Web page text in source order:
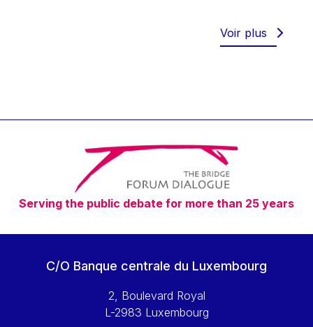
Timothy Radcliffe
Vaclav Klaus
Vassilios Skouris
Vítor Manuel da Silva Caldeira
Viviane Reding
Walter Hagg
Wolfgang Ketterle
Voir plus
Serving the public debate for more than 25 years
C/O Banque centrale du Luxembourg
2, Boulevard Royal
L-2983 Luxembourg